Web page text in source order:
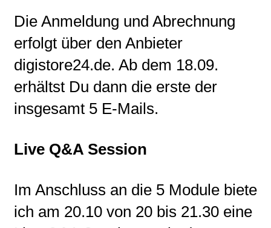
Die Anmeldung und Abrechnung
erfolgt über den Anbieter
digistore24.de. Ab dem 18.09.
erhältst Du dann die erste der
insgesamt 5 E-Mails.
Live Q&A Session
Im Anschluss an die 5 Module biete
ich am 20.10 von 20 bis 21.30 eine